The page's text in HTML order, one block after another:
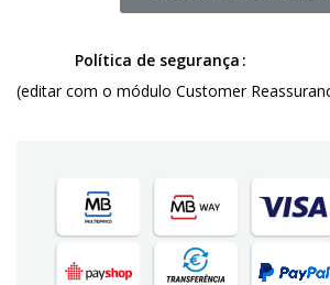
Política de segurança
(editar com o módulo Customer